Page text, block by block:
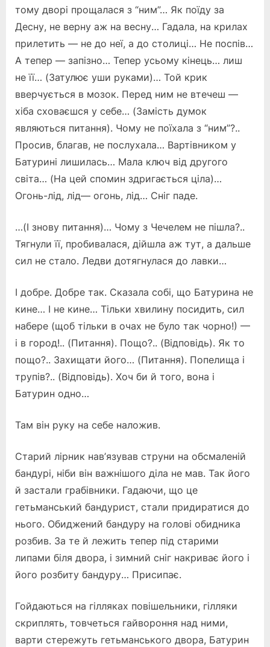
тому дворі прощалася з “ним”… Як поїду за
Десну, не верну аж на весну… Гадала, на крилах
прилетить — не до неї, а до столиці… Не поспів…
А тепер — запізно… Тепер усьому кінець… лиш
не її… (Затулює уши руками)… Той крик
вверчується в мозок. Перед ним не втечеш —
хіба сховаєшся у себе… (Замість думок
являються питання). Чому не поїхала з “ним”?..
Просив, благав, не послухала… Вартівником у
Батурині лишилась… Мала ключ від другого
світа… (На цей спомин здригається ціла)…
Огонь-лід, лід— огонь, лід… Сніг паде.
…(І знову питання)… Чому з Чечелем не пішла?..
Тягнули її, пробивалася, дійшла аж тут, а дальше
сил не стало. Ледви дотягнулася до лавки…
І добре. Добре так. Сказала собі, що Батурина не
кине… І не кине… Тільки хвилину посидить, сил
набере (щоб тільки в очах не було так чорно!) —
і в город!.. (Питання). Пощо?.. (Відповідь). Як то
пощо?.. Захищати його… (Питання). Попелища і
трупів?.. (Відповідь). Хоч би й того, вона і
Батурин одно…
Там він руку на себе наложив.
Старий лірник нав’язував струни на обсмаленій
бандурі, ніби він важнішого діла не мав. Так його
й застали грабівники. Гадаючи, що це
гетьманський бандурист, стали придиратися до
нього. Обиджений бандуру на голові обидника
розбив. За те й лежить тепер під старими
липами біля двора, і зимний сніг накриває його і
його розбиту бандуру… Присипає.
Гойдаються на гілляках повішельники, гілляки
скриплять, товчеться гайвороння над ними,
варти стережуть гетьманського двора, Батурин